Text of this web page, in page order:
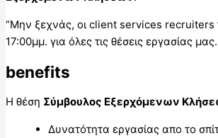
“Μην ξεχνάς, οι client services recruiters
17:00μμ. για όλες τις θέσεις εργασίας
benefits
H θέση Σύμβουλος Εξερχόμενων
Δυνατότητα εργασίας απο το